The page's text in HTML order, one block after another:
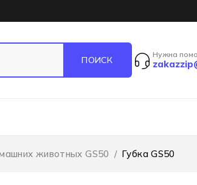
Нужна
животных GS50 / Губка GS50